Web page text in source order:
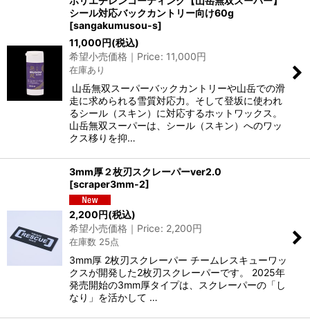
シール対応バックカントリー向け60g
[sangakumusou-s]
11,000円(税込)
希望小売価格｜Price: 11,000円
在庫あり
山岳無双スーパーバックカントリーや山岳での滑
走に求められる雪質対応力。そして登坂に使われ
るシール（スキン）に対応するホットワックス。
山岳無双スーパーは、シール（スキン）へのワッ
クス移りを抑…
3mm厚２枚刃スクレーパーver2.0
[scraper3mm-2]
2,200円(税込)
希望小売価格｜Price: 2,200円
在庫数 25点
3mm厚 2枚刃スクレーパー チームレスキューワッ
クスが開発した2枚刃スクレーパーです。 2025年
発売開始の3mm厚タイプは、スクレーパーの「し
なり」を活かして …